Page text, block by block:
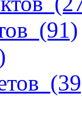
(91)